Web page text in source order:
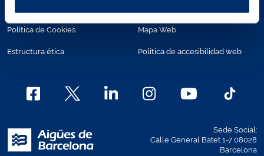
Política de Cookies
Estructura ética
Mapa Web
Política de accesibilidad web
Sede Social:
Calle General Batet 1-7 08028
Barcelona